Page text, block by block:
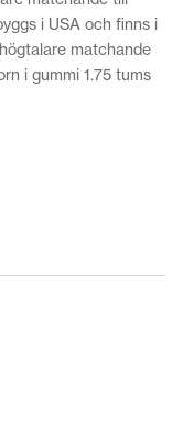
i USA och finns i
matchande
i gummi 1.75 tums